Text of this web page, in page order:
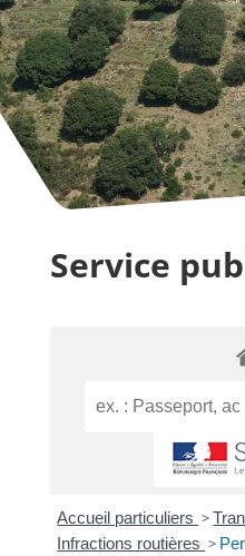
Service
Accueil particuliers >
Infractions routières >